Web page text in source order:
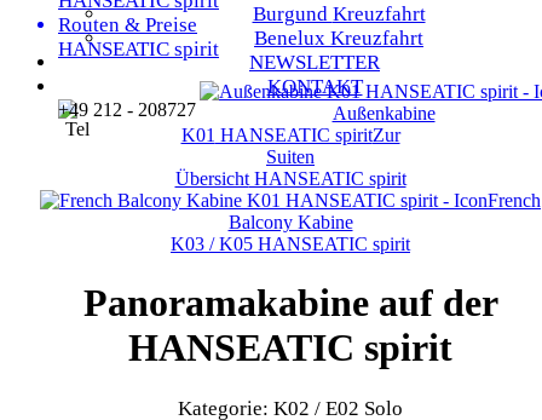
Burgund Kreuzfahrt
Benelux Kreuzfahrt
NEWSLETTER
KONTAKT
+49 212 - 208727
Routen & Preise
HANSEATIC spirit
Außenkabine
K01 HANSEATIC spiritZur
Suiten
ÜbersichtHANSEATIC spirit
French
Balcony Kabine
K03 / K05 HANSEATIC spirit
Panoramakabine auf der
HANSEATIC spirit
Kategorie: K02 / E02 Solo